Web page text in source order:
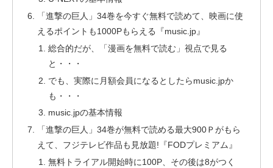
「進撃の巨人」34巻を今すぐ無料で読めて、映画に使
えるポイントも1000Pもらえる『music.jp』
総合的だが、「漫画を無料で読む」視点で見る
と・・・
でも、実際に月額会員になるとしたらmusic.jpか
も・・・
music.jpの基本情報
「進撃の巨人」34巻が無料で読める最大900Ｐがもら
えて、フジテレビ作品も見放題!『FODプレミアム』
無料トライアル開始時に100P、その後は8がつく